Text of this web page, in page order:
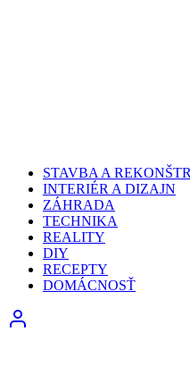
STAVBA A
INTERIÉR A DIZAJN
ZÁHRADA
TECHNIKA
REALITY
DIY
RECEPTY
DOMÁCNOSŤ